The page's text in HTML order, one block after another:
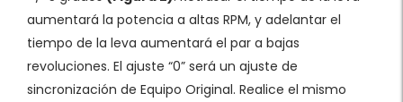
aumentará la potencia a altas RPM, y adelantar el
tiempo de la leva aumentará el par a bajas
revoluciones. El ajuste “0” será un ajuste de
sincronización de Equipo Original. Realice el mismo